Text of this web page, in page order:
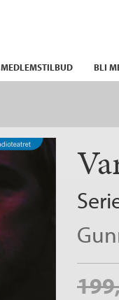
MEDLEMSTILBUD BLI